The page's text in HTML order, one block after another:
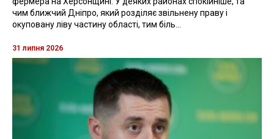
чим ближчий Дніпро, який розділяє звільнену праву і
окуповану ліву частину області, тим біль...
31 липня 2026